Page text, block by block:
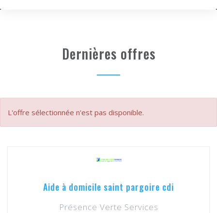
Dernières offres
L'offre sélectionnée n'est pas disponible.
Aide à domicile saint pargoire cdi
Présence Verte Services